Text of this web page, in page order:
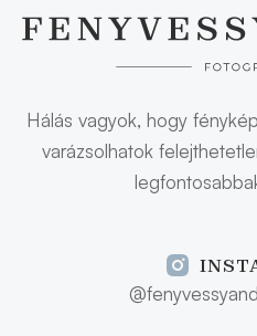
Hálás vagyok, hogy
varázsolhatok